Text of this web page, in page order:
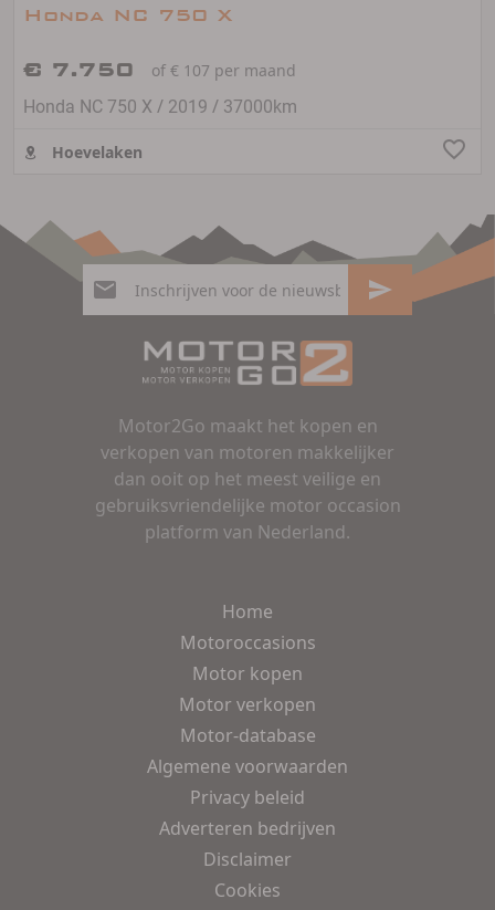
Honda NC 750 X
€ 7.750
of € 107 per maand
Honda NC 750 X / 2019 / 37000km
Hoevelaken
Motor2Go maakt het kopen en
verkopen van motoren makkelijker
dan ooit op het meest veilige en
gebruiksvriendelijke motor occasion
platform van Nederland.
Home
Motoroccasions
Motor kopen
Motor verkopen
Motor-database
Algemene voorwaarden
Privacy beleid
Adverteren bedrijven
Disclaimer
Cookies